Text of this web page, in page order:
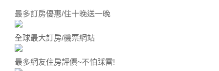
最多訂房優惠/住十晚送一晚
全球最大訂房/機票網站
最多網友住房評價~不怕踩雷!